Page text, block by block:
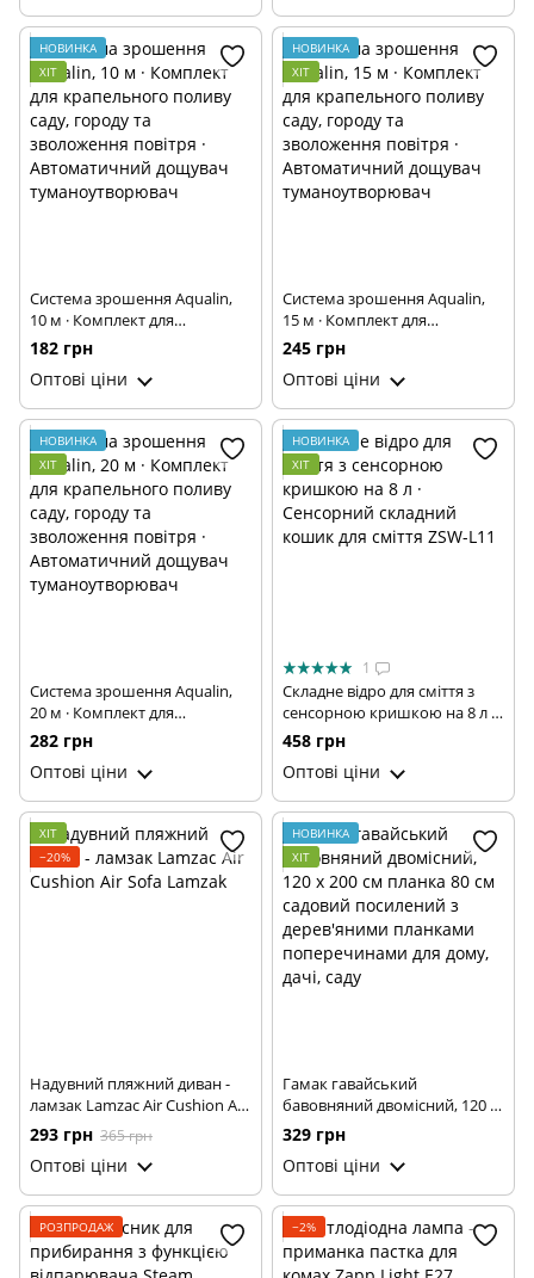
НОВИНКА
ХІТ
Система зрошення Aqualin,
10 м · Комплект для
крапельного поливу саду,
городу та зволоження
повітря · Автоматичний
дощувач туманоутворювач
182 грн
Оптові ціни
НОВИНКА
ХІТ
Система зрошення Aqualin,
15 м · Комплект для
крапельного поливу саду,
городу та зволоження
повітря · Автоматичний
дощувач туманоутворювач
245 грн
Оптові ціни
НОВИНКА
ХІТ
Система зрошення Aqualin,
20 м · Комплект для
крапельного поливу саду,
городу та зволоження
повітря · Автоматичний
дощувач туманоутворювач
282 грн
Оптові ціни
НОВИНКА
ХІТ
1
Складне відро для сміття з
сенсорною кришкою на 8 л ·
Сенсорний складний кошик
для сміття ZSW-L11
458 грн
Оптові ціни
ХІТ
−20%
Надувний пляжний диван -
ламзак Lamzac Air Cushion Air
Sofa Lamzak
293 грн 365 грн
Оптові ціни
НОВИНКА
ХІТ
Гамак гавайський
бавовняний двомісний, 120 x
200 см планка 80 см садовий
посилений з дерев'яними
планками поперечинами для
дому, дачі, саду
329 грн
Оптові ціни
РОЗПРОДАЖ −2%